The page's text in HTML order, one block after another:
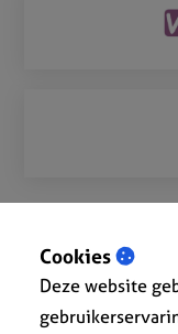
Cookies
Deze website